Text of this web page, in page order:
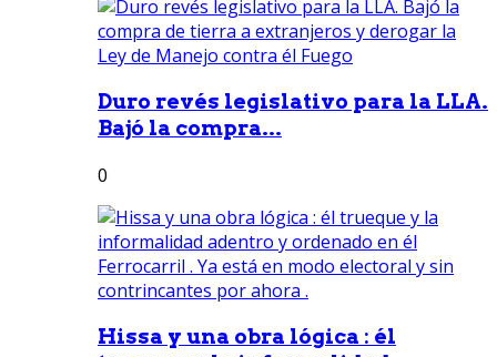
Duro revés legislativo para la LLA.
Bajó la compra...
0
Hissa y una obra lógica : él